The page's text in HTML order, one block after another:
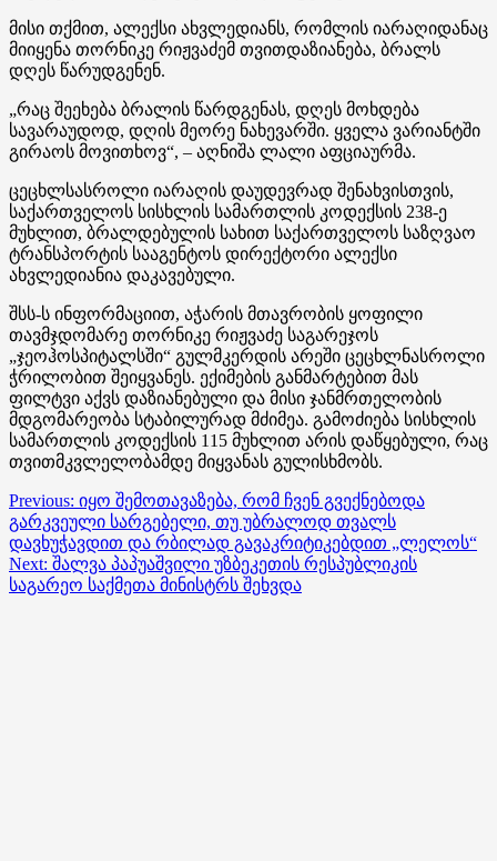
მისი თქმით, ალექსი ახვლედიანს, რომლის იარაღიდანაც
მიიყენა თორნიკე რიჟვაძემ თვითდაზიანება, ბრალს
დღეს წარუდგენენ.
„რაც შეეხება ბრალის წარდგენას, დღეს მოხდება
სავარაუდოდ, დღის მეორე ნახევარში. ყველა ვარიანტში
გირაოს მოვითხოვ“, – აღნიშა ლალი აფციაურმა.
ცეცხლსასროლი იარაღის დაუდევრად შენახვისთვის,
საქართველოს სისხლის სამართლის კოდექსის 238-ე
მუხლით, ბრალდებულის სახით საქართველოს საზღვაო
ტრანსპორტის სააგენტოს დირექტორი ალექსი
ახვლედიანია დაკავებული.
შსს-ს ინფორმაციით, აჭარის მთავრობის ყოფილი
თავმჯდომარე თორნიკე რიჟვაძე საგარეჯოს
„ჯეოჰოსპიტალსში“ გულმკერდის არეში ცეცხლნასროლი
ჭრილობით შეიყვანეს. ექიმების განმარტებით მას
ფილტვი აქვს დაზიანებული და მისი ჯანმრთელობის
მდგომარეობა სტაბილურად მძიმეა. გამოძიება სისხლის
სამართლის კოდექსის 115 მუხლით არის დაწყებული, რაც
თვითმკვლელობამდე მიყვანას გულისხმობს.
Post
navigation
Previous: იყო შემოთავაზება, რომ ჩვენ გვექნებოდა
გარკვეული სარგებელი, თუ უბრალოდ თვალს
დავხუჭავდით და რბილად გავაკრიტიკებდით „ლელოს“
Next: შალვა პაპუაშვილი უზბეკეთის რესპუბლიკის
საგარეო საქმეთა მინისტრს შეხვდა